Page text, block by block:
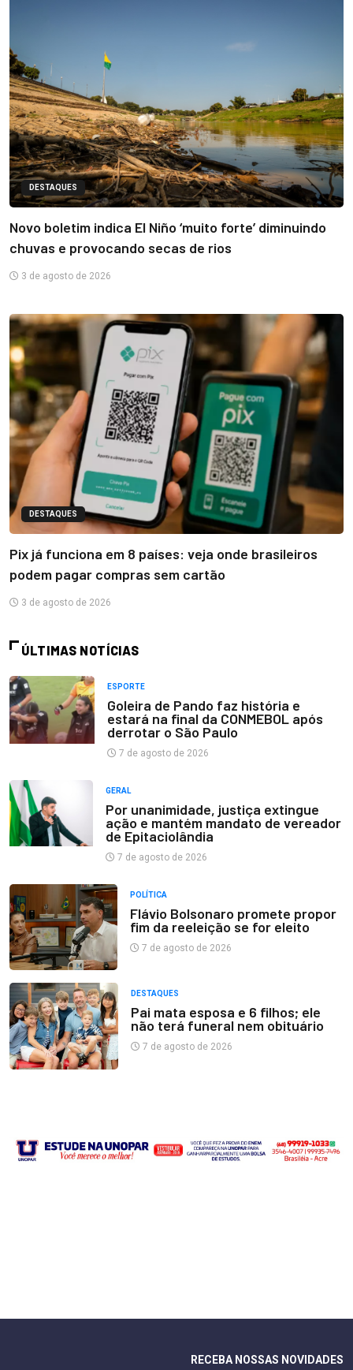
DESTAQUES
Novo boletim indica El Niño ‘muito forte’ diminuindo
chuvas e provocando secas de rios
3 de agosto de 2026
DESTAQUES
Pix já funciona em 8 países: veja onde brasileiros
podem pagar compras sem cartão
3 de agosto de 2026
ÚLTIMAS NOTÍCIAS
ESPORTE
Goleira de Pando faz história e
estará na final da CONMEBOL após
derrotar o São Paulo
7 de agosto de 2026
GERAL
Por unanimidade, justiça extingue
ação e mantém mandato de vereador
de Epitaciolândia
7 de agosto de 2026
POLÍTICA
Flávio Bolsonaro promete propor
fim da reeleição se for eleito
7 de agosto de 2026
DESTAQUES
Pai mata esposa e 6 filhos; ele
não terá funeral nem obituário
7 de agosto de 2026
RECEBA NOSSAS NOVIDADES